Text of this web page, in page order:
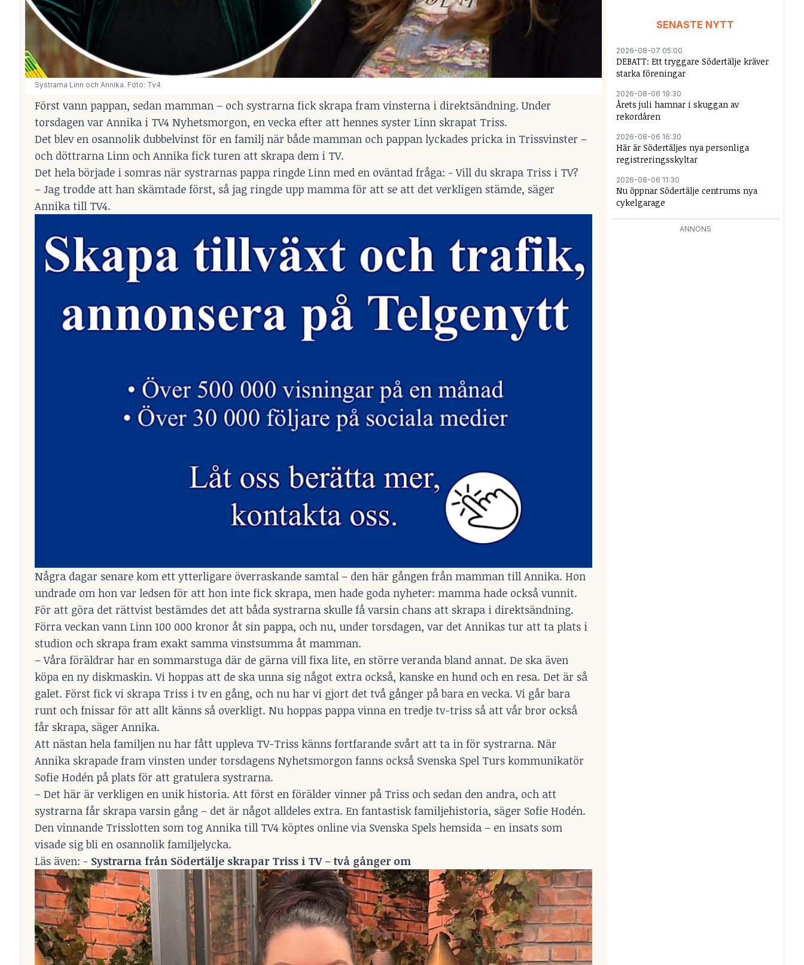
Systrarna Linn och Annika. Foto: Tv4
Först vann pappan, sedan mamman – och systrarna fick skrapa fram vinsterna i direktsändning. Under
torsdagen var Annika i TV4 Nyhetsmorgon, en vecka efter att hennes syster Linn skrapat Triss.
Det blev en osannolik dubbelvinst för en familj när både mamman och pappan lyckades pricka in Trissvinster –
och döttrarna Linn och Annika fick turen att skrapa dem i TV.
Det hela började i somras när systrarnas pappa ringde Linn med en oväntad fråga: - Vill du skrapa Triss i TV?
– Jag trodde att han skämtade först, så jag ringde upp mamma för att se att det verkligen stämde, säger
Annika till TV4.
Några dagar senare kom ett ytterligare överraskande samtal – den här gången från mamman till Annika. Hon
undrade om hon var ledsen för att hon inte fick skrapa, men hade goda nyheter: mamma hade också vunnit.
För att göra det rättvist bestämdes det att båda systrarna skulle få varsin chans att skrapa i direktsändning.
Förra veckan vann Linn 100 000 kronor åt sin pappa, och nu, under torsdagen, var det Annikas tur att ta plats i
studion och skrapa fram exakt samma vinstsumma åt mamman.
– Våra föräldrar har en sommarstuga där de gärna vill fixa lite, en större veranda bland annat. De ska även
köpa en ny diskmaskin. Vi hoppas att de ska unna sig något extra också, kanske en hund och en resa. Det är så
galet. Först fick vi skrapa Triss i tv en gång, och nu har vi gjort det två gånger på bara en vecka. Vi går bara
runt och fnissar för att allt känns så overkligt. Nu hoppas pappa vinna en tredje tv-triss så att vår bror också
får skrapa, säger Annika.
Att nästan hela familjen nu har fått uppleva TV-Triss känns fortfarande svårt att ta in för systrarna. När
Annika skrapade fram vinsten under torsdagens Nyhetsmorgon fanns också Svenska Spel Turs kommunikatör
Sofie Hodén på plats för att gratulera systrarna.
– Det här är verkligen en unik historia. Att först en förälder vinner på Triss och sedan den andra, och att
systrarna får skrapa varsin gång – det är något alldeles extra. En fantastisk familjehistoria, säger Sofie Hodén.
Den vinnande Trisslotten som tog Annika till TV4 köptes online via Svenska Spels hemsida – en insats som
visade sig bli en osannolik familjelycka.
Läs även: - Systrarna från Södertälje skrapar Triss i TV – två gånger om
SENASTE NYTT
2026-08-07 05:00
DEBATT: Ett tryggare Södertälje kräver
starka föreningar
2026-08-06 19:30
Årets juli hamnar i skuggan av
rekordåren
2026-08-06 16:30
Här är Södertäljes nya personliga
registreringsskyltar
2026-08-06 11:30
Nu öppnar Södertälje centrums nya
cykelgarage
ANNONS